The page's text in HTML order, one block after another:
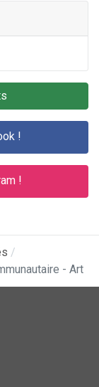
!
!
- Art